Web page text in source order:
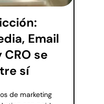
Email
se
sí
de marketing